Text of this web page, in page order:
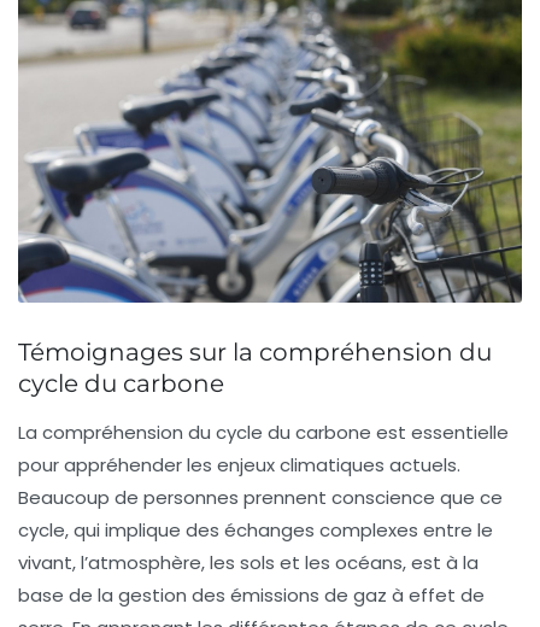
Témoignages sur la compréhension du
cycle du carbone
La compréhension du cycle du carbone est essentielle
pour appréhender les enjeux climatiques actuels.
Beaucoup de personnes prennent conscience que ce
cycle, qui implique des échanges complexes entre le
vivant, l’atmosphère, les sols et les océans, est à la
base de la gestion des émissions de gaz à effet de